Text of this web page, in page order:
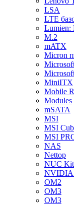
LSA
LTE
Lumien:
M.2
mATX
Micron
MiniITX
Mobile
Modules
mSATA
MSI
MSI
MSI
NAS
Nettop
NUC
NVIDIA
OM2
OM3
OM3